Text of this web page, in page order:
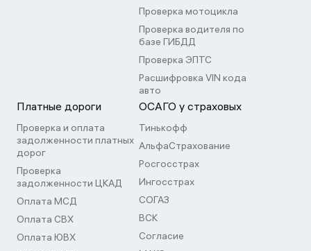
Проверка мотоцикла
Проверка водителя по
базе ГИБДД
Проверка ЭПТС
Расшифровка VIN кода
авто
Платные дороги
Проверка и оплата
задолженности платных
дорог
Проверка
задолженности ЦКАД
Оплата МСД
Оплата СВХ
Оплата ЮВХ
ОСАГО у страховых
Тинькофф
АльфаСтрахование
Росгосстрах
Ингосстрах
СОГАЗ
ВСК
Согласие